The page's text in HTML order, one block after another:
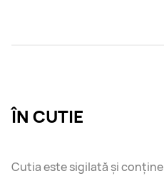
ÎN CUTIE
Cutia este sigilată și conține